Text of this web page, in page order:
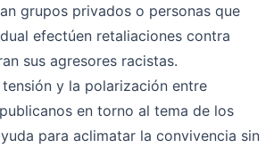
grupos privados o personas que
efectúen retaliaciones contra
sus agresores racistas.
y la polarización entre
en torno al tema de los
para aclimatar la convivencia sin